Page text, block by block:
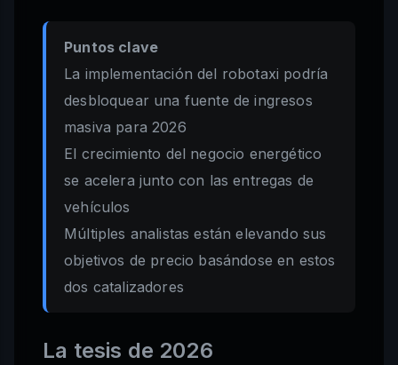
Puntos clave
La implementación del robotaxi podría
desbloquear una fuente de ingresos
masiva para 2026
El crecimiento del negocio energético
se acelera junto con las entregas de
vehículos
Múltiples analistas están elevando sus
objetivos de precio basándose en estos
dos catalizadores
La tesis de 2026